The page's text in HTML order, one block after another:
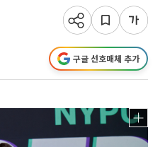
구글 선호매체 추가